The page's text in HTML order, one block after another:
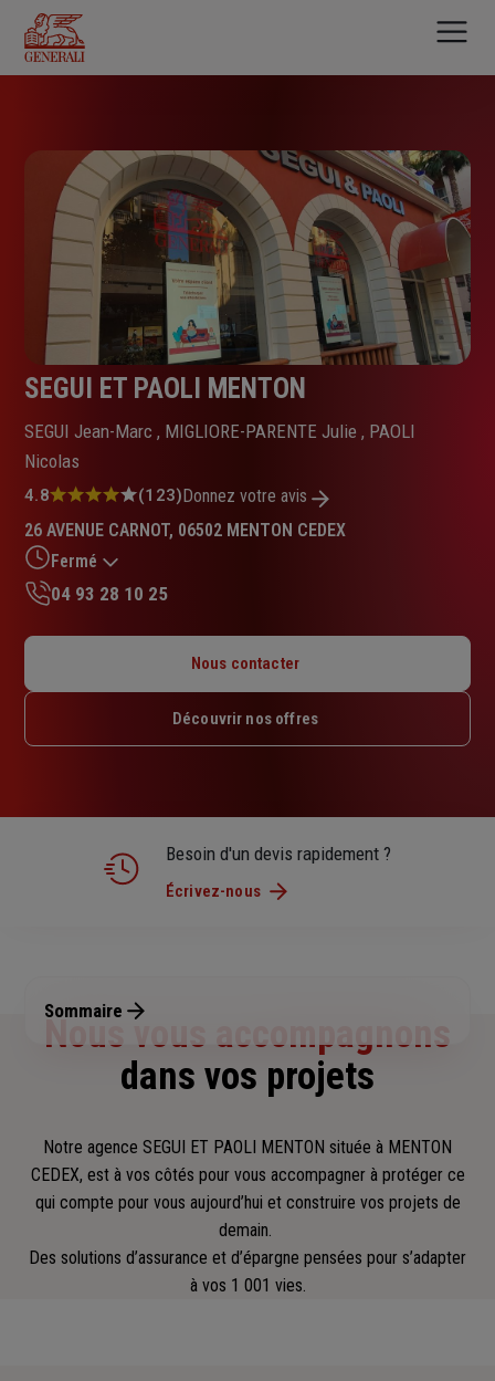
contenu
principal
SEGUI ET PAOLI MENTON
SEGUI Jean-Marc , MIGLIORE-PARENTE Julie , PAOLI
Nicolas
Note
4.8
sur
5
étoiles
4.8 (123)Donnez votre avis
26 AVENUE CARNOT, 06502 MENTON CEDEX
Fermé
Mardi : 09h – 12h / 14h – 18h
Jeudi : 09h – 12h / 14h – 18h
04 93 28 10 25
Nous contacter
Découvrir nos offres
Besoin d'un devis rapidement ?
Écrivez-nous
Sommaire
Nous vous accompagnons
dans vos projets
Notre agence SEGUI ET PAOLI MENTON située à MENTON
CEDEX, est à vos côtés pour vous accompagner à protéger ce
qui compte pour vous aujourd’hui et construire vos projets de
demain.
Des solutions d’assurance et d’épargne pensées pour s’adapter
à vos 1 001 vies.